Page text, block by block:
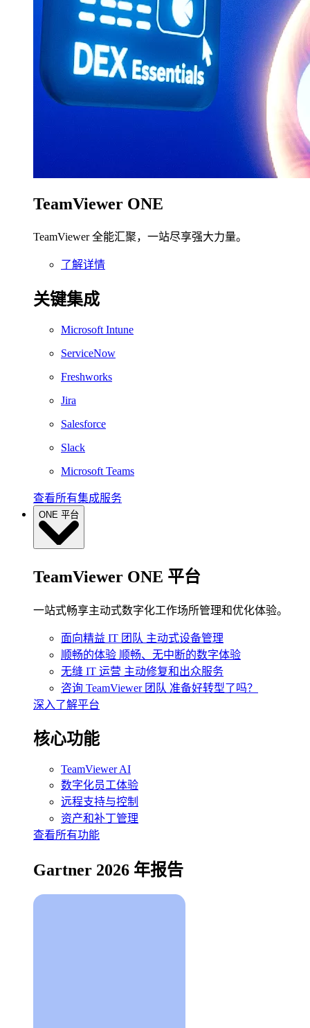
TeamViewer ONE
TeamViewer 全能汇聚，一站尽享强大力量。
了解详情
关键集成
Microsoft Intune
ServiceNow
Freshworks
Jira
Salesforce
Slack
Microsoft Teams
查看所有集成服务
ONE 平台
TeamViewer ONE 平台
一站式畅享主动式数字化工作场所管理和优化体验。
面向精益 IT 团队 主动式设备管理
顺畅的体验 顺畅、无中断的数字体验
无缝 IT 运营 主动修复和出众服务
咨询 TeamViewer 团队 准备好转型了吗？
深入了解平台
核心功能
TeamViewer AI
数字化员工体验
远程支持与控制
资产和补丁管理
查看所有功能
Gartner 2026 年报告